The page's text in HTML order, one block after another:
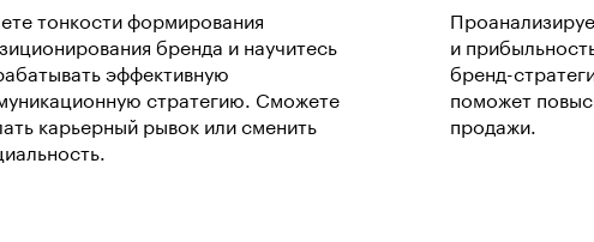
тонкости формирования
бренда и научитесь
эффективную
стратегию. Сможете
карьерный рывок или сменить
и
бренд-
поможет
продажи.